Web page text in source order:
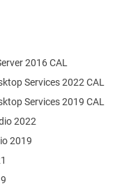
Services 2022 CAL
Services 2019 CAL
2016 CAL
2022
2019